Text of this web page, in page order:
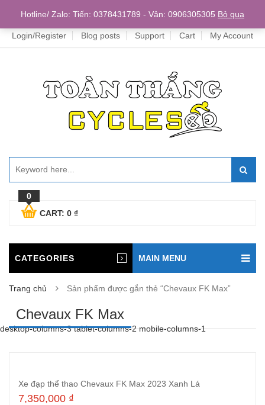
Home
Login/Register Blog posts Support Cart My Account
0
CART: 0 ₫
CATEGORIES MAIN MENU
Trang chủ Sản phẩm được gắn thẻ “Chevaux FK Max”
Chevaux FK Max
desktop-columns-3 tablet-columns-2 mobile-columns-1
Xe đạp thể thao Chevaux FK Max 2023 Xanh Lá
7,350,000 ₫
Hotline/ Zalo: Tiến: 0378431789 - Vân: 0906305305 Bỏ qua